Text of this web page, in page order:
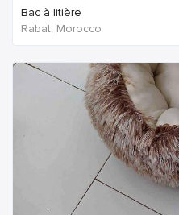
Bac à litière
Rabat, Morocco